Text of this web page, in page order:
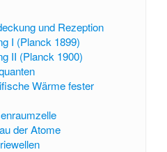
und Rezeption
I (Planck 1899)
II (Planck 1900)
Wärme fester
der Atome